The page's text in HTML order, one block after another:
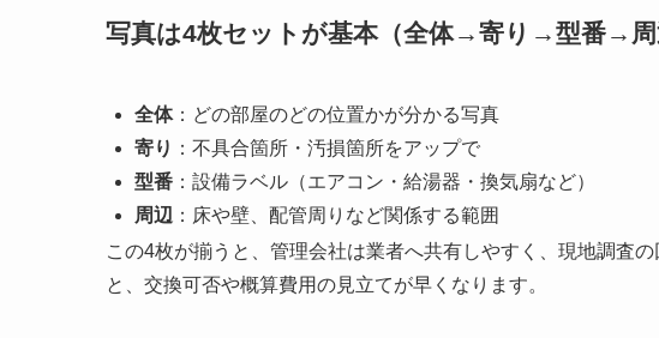
写真は4枚セットが基本（全体→寄り→型番→周
全体：どの部屋のどの位置かが分かる写真
寄り ：不具合箇所・汚損箇所をアップで
型番 ：設備ラベル（エアコン・給湯器・換気扇など）
周辺 ：床や壁、配管周りなど関係する範囲
この4枚が揃うと、管理会社は業者へ共有しやすく、現地調査
と、交換可否や概算費用の見立てが早くなります。